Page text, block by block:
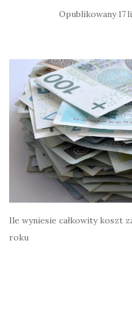
Opublikowany17
Ile wyniesie całkowity koszt
roku